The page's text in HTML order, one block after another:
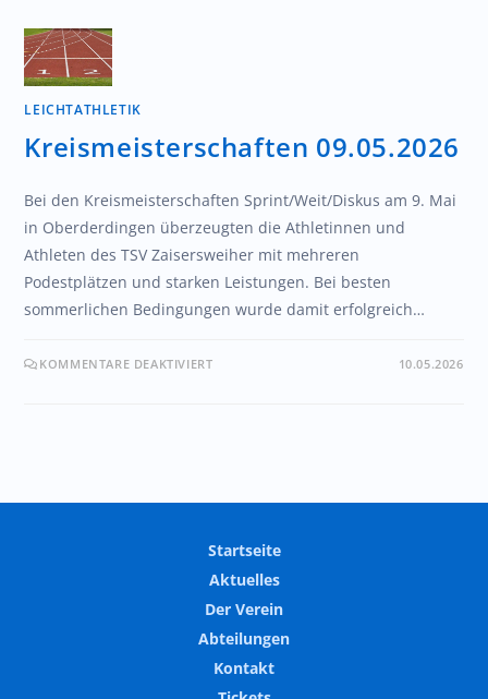
LEICHTATHLETIK
Kreismeisterschaften 09.05.2026
Bei den Kreismeisterschaften Sprint/Weit/Diskus am 9. Mai
in Oberderdingen überzeugten die Athletinnen und
Athleten des TSV Zaisersweiher mit mehreren
Podestplätzen und starken Leistungen. Bei besten
sommerlichen Bedingungen wurde damit erfolgreich…
KOMMENTARE DEAKTIVIERT 10.05.2026
Startseite
Aktuelles
Der Verein
Abteilungen
Kontakt